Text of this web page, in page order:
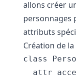
allons créer
personnages
attributs
Création de
class